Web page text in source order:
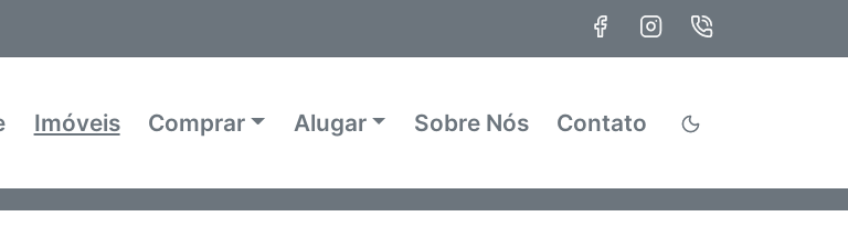
Imóveis Comprar Alugar Sobre Nós Contato